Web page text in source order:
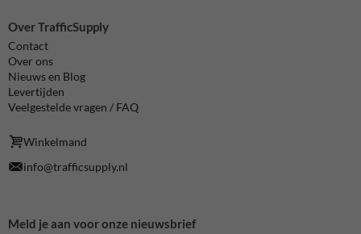
Over TrafficSupply
Contact
Over ons
Nieuws en Blog
Levertijden
Veelgestelde vragen / FAQ
Winkelmand
info@trafficsupply.nl
Meld je aan voor onze nieuwsbrief